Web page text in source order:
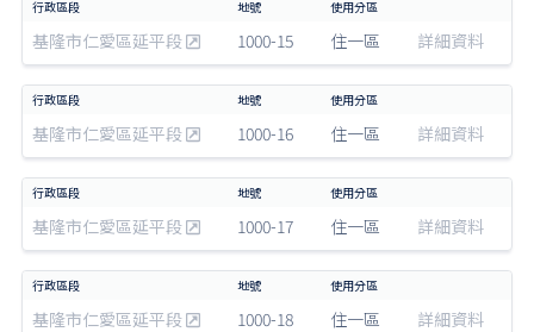
基隆市仁愛區延平段 1000-15 住一區 詳細資料
基隆市仁愛區延平段 1000-16 住一區 詳細資料
基隆市仁愛區延平段 1000-17 住一區 詳細資料
基隆市仁愛區延平段 1000-18 住一區 詳細資料